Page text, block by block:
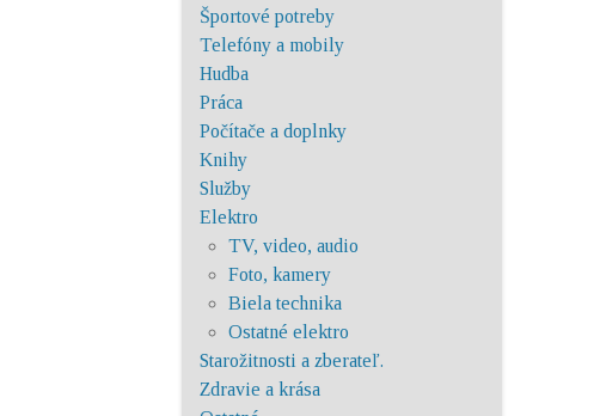
Športové potreby
Telefóny a mobily
Hudba
Práca
Počítače a doplnky
Knihy
Služby
Elektro
TV, video, audio
Foto, kamery
Biela technika
Ostatné elektro
Starožitnosti a zberateľ.
Zdravie a krása